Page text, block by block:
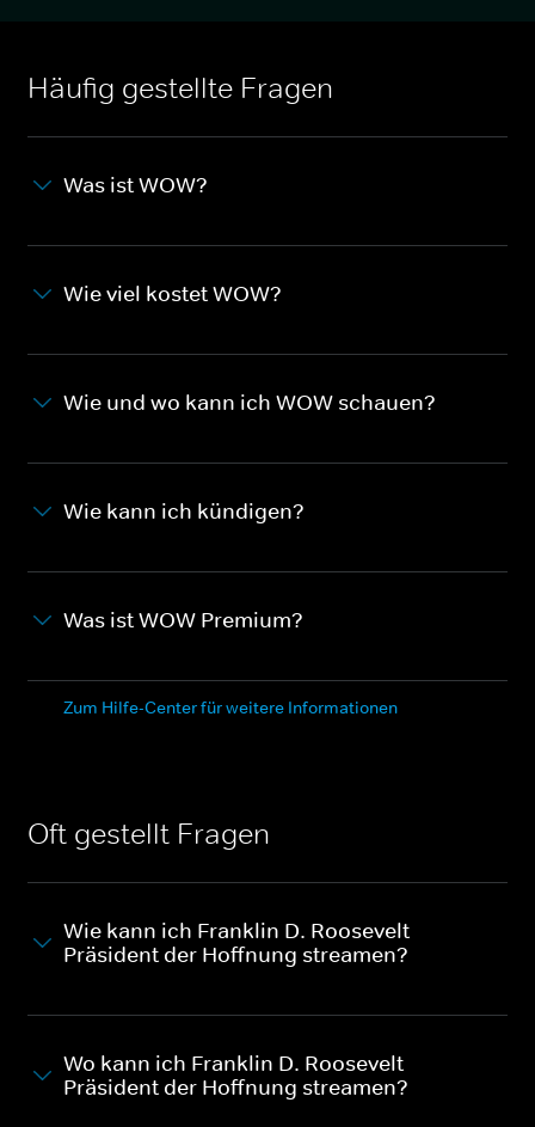
Häufig gestellte Fragen
Was ist WOW?
Wie viel kostet WOW?
Wie und wo kann ich WOW schauen?
Wie kann ich kündigen?
Was ist WOW Premium?
Zum Hilfe-Center für weitere Informationen
Oft gestellt Fragen
Wie kann ich Franklin D. Roosevelt -
Präsident der Hoffnung streamen?
Wo kann ich Franklin D. Roosevelt -
Präsident der Hoffnung streamen?